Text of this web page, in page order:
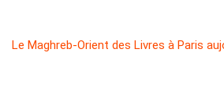
Le Maghreb-Orient des Livres à Paris